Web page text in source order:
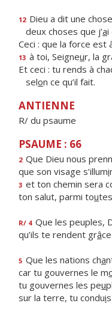
12 Dieu a dit une
deux choses que j’ai
Ceci : que la force est
13 à toi, Seigneur, la
Et ceci : tu rends à
selon ce qu’il fait.
ANTIENNE
R/ du psaume
PSAUME : 66
2 Que Dieu nous
que son visage s’illumi
3 et ton chemin sera
ton salut, parmi tou
R/ 4 Que les peuples,
qu’ils te rendent grâ
5 Que les nations cha
car tu gouvernes le m
tu gouvernes les peu
sur la terre, tu condui